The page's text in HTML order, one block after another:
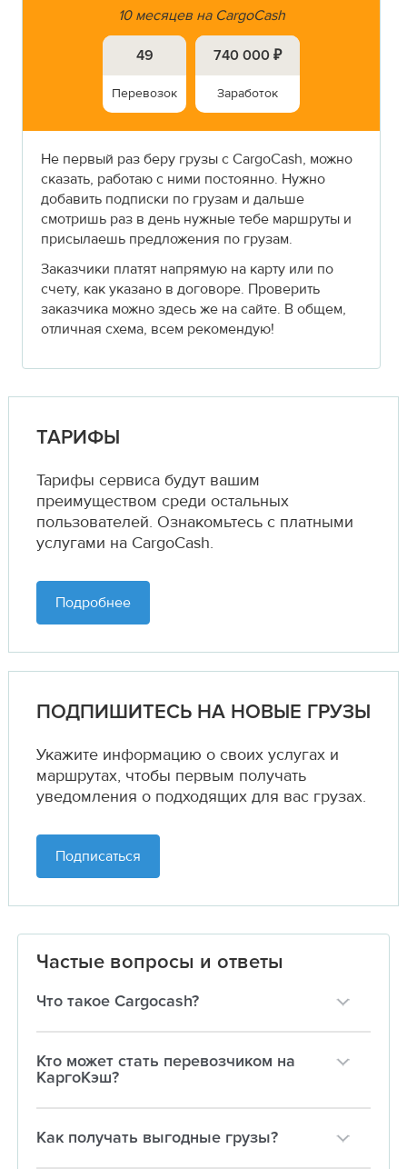
10 месяцев на CargoCash
49
Перевозок
740 000 ₽
Заработок
Не первый раз беру грузы с CargoCash, можно
сказать, работаю с ними постоянно. Нужно
добавить подписки по грузам и дальше
смотришь раз в день нужные тебе маршруты и
присылаешь предложения по грузам.
Заказчики платят напрямую на карту или по
счету, как указано в договоре. Проверить
заказчика можно здесь же на сайте. В общем,
отличная схема, всем рекомендую!
ТАРИФЫ
Тарифы сервиса будут вашим
преимуществом среди остальных
пользователей. Ознакомьтесь с платными
услугами на CargoCash.
Подробнее
ПОДПИШИТЕСЬ НА НОВЫЕ ГРУЗЫ
Укажите информацию о своих услугах и
маршрутах, чтобы первым получать
уведомления о подходящих для вас грузах.
Подписаться
Частые вопросы и ответы
Что такое Cargocash?
Кто может стать перевозчиком на
КаргоКэш?
Как получать выгодные грузы?